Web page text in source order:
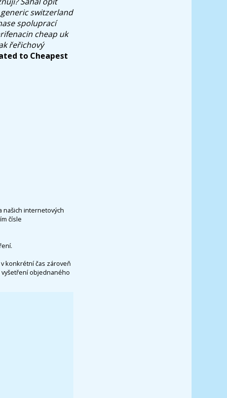
switzerland
spoluprací
cheap uk
řeřichový
to Cheapest
našich internetových
čísle
konkrétní čas zároveň
objednaného